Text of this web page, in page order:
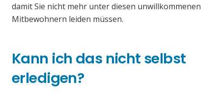
damit Sie nicht mehr unter diesen unwillkommenen
Mitbewohnern leiden müssen.
Kann ich das nicht selbst
erledigen?